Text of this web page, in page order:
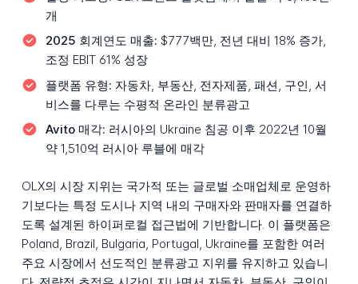
개
2025 회계연도 매출: $777백만, 전년 대비 18% 증가,
조정 EBIT 61% 성장
플랫폼 유형: 자동차, 부동산, 전자제품, 패션, 구인, 서
비스를 다루는 수평적 온라인 분류광고
Avito 매각: 러시아의 Ukraine 침공 이후 2022년 10월
약 1,510억 러시아 루블에 매각
OLX의 시장 지위는 국가적 또는 글로벌 소매업체로 운영하
기보다는 특정 도시나 지역 내의 구매자와 판매자를 연결하
도록 설계된 하이퍼로컬 접근법에 기반합니다. 이 플랫폼은
Poland, Brazil, Bulgaria, Portugal, Ukraine를 포함한 여러
주요 시장에서 선도적인 분류광고 지위를 유지하고 있습니